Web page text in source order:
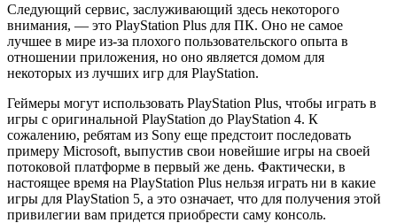
Следующий сервис, заслуживающий здесь некоторого
внимания, — это PlayStation Plus для ПК. Оно не самое
лучшее в мире из-за плохого пользовательского опыта в
отношении приложения, но оно является домом для
некоторых из лучших игр для PlayStation.
Геймеры могут использовать PlayStation Plus, чтобы играть в
игры с оригинальной PlayStation до PlayStation 4. К
сожалению, ребятам из Sony еще предстоит последовать
примеру Microsoft, выпустив свои новейшие игры на своей
потоковой платформе в первый же день. Фактически, в
настоящее время на PlayStation Plus нельзя играть ни в какие
игры для PlayStation 5, а это означает, что для получения этой
привилегии вам придется приобрести саму консоль.